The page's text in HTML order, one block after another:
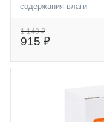
содержания влаги
1 140 ₽
915 ₽